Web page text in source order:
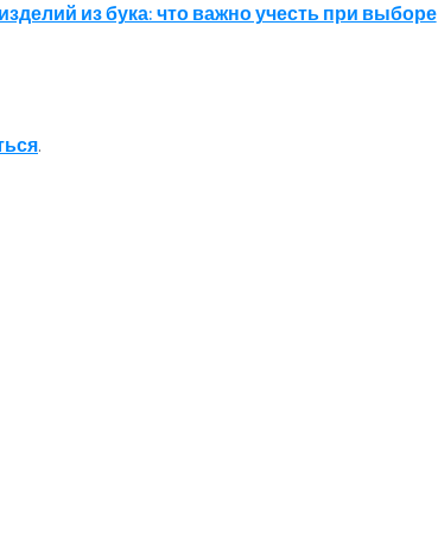
из бука: что важно учесть при выборе
.